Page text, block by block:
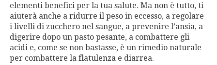
elementi benefici per la tua salute. Ma non è tutto, ti
aiuterà anche a ridurre il peso in eccesso, a regolare
i livelli di zucchero nel sangue, a prevenire l’ansia, a
digerire dopo un pasto pesante, a combattere gli
acidi e, come se non bastasse, è un rimedio naturale
per combattere la flatulenza e diarrea.